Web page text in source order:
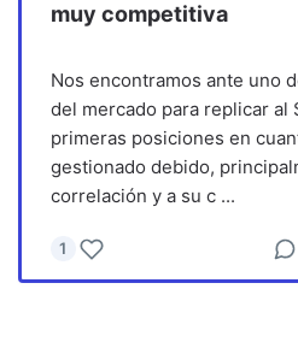
muy competitiva
Nos encontramos ante uno
del mercado para replicar al
primeras posiciones en
gestionado debido,
correlación y a su c...
1